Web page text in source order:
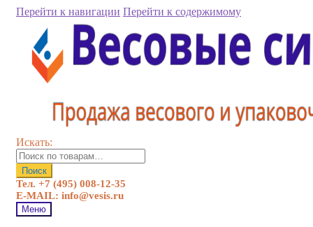
Перейти к навигации Перейти к содержимому
Искать:
Поиск
Тел. +7 (495) 008-12-35
E-MAIL: info@vesis.ru
Меню